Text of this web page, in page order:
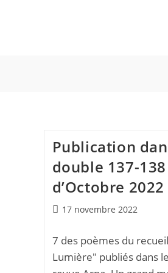
Publication
double 137-138
d’Octobre 2022
Publication
17 novembre 2022
7 des poèmes du
Lumière" publiés dans